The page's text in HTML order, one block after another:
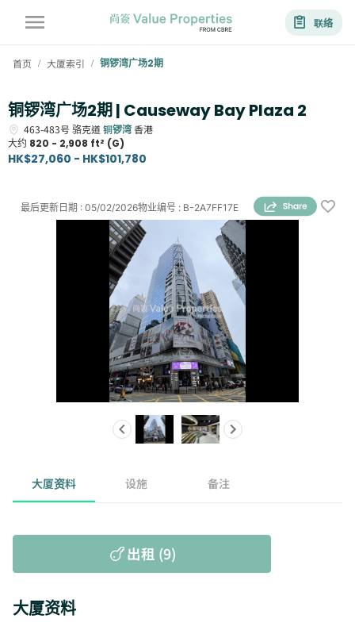
联络
首页 / 大厦索引 / 铜锣湾广场2期
铜锣湾广场2期 | Causeway Bay Plaza 2
463-483号 骆克道铜锣湾香港
大约 820 - 2,908 ft² (G)
HK$27,060 - HK$101,780
物业编号 : B-2A7FF17E
最后更新日期 : 05/02/2026
大厦资料 设施 备注
出租 (9)
大厦资料